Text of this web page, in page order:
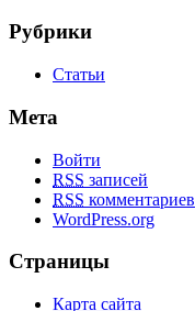
Рубрики
Статьи
Мета
Войти
RSS записей
RSS комментариев
WordPress.org
Страницы
Карта сайта